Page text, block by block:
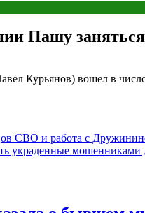
Пашу
Курьянов) вошел в число
СВО и работа с
украденные мошенниками